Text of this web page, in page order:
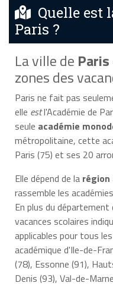
Quelle est
Paris ?
La ville de Paris
zones des
Paris ne fait pas
elle estl'Académie de
seule académie
métropolitaine, cette
Paris (75) et ses 20
Elle dépend de la région
rassemble les
En plus du
vacances scolaires
applicables pour tous les
académique d'Ile-de-
(78), Essonne (91),
Denis (93), Val-de-